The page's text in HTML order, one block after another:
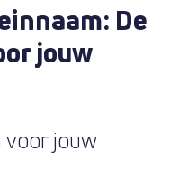
De
jouw
voor jouw